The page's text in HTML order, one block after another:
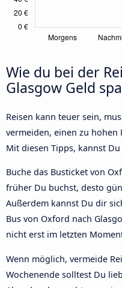
Wie du bei der
Glasgow Geld
Reisen kann teuer sein,
vermeiden, einen zu hohen
Mit diesen Tipps, kannst
Buche das Busticket von
früher Du buchst, desto
Außerdem kannst Du dir
Bus von Oxford nach
nicht erst im letzten
Wenn möglich, vermeide
Wochenende solltest Du